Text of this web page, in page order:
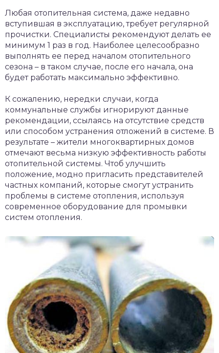
Любая отопительная система, даже недавно
вступившая в эксплуатацию, требует регулярной
прочистки. Специалисты рекомендуют делать ее
минимум 1 раз в год. Наиболее целесообразно
выполнять ее перед началом отопительного
сезона – в таком случае, после его начала, она
будет работать максимально эффективно.
К сожалению, нередки случаи, когда
коммунальные службы игнорируют данные
рекомендации, ссылаясь на отсутствие средств
или способом устранения отложений в системе. В
результате – жители многоквартирных домов
отмечают весьма низкую эффективность работы
отопительной системы. Чтоб улучшить
положение, модно пригласить представителей
частных компаний, которые смогут устранить
проблемы в системе отопления, используя
современное оборудование для промывки
систем отопления.